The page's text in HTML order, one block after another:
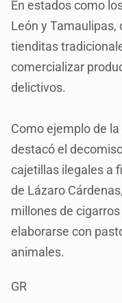
En estados como
León y Tamaulipas,
tienditas
comercializar
delictivos.
Como ejemplo de
destacó el
cajetillas ilegales a
de Lázaro
millones de
elaborarse con
animales.
GR